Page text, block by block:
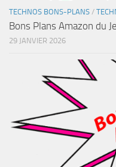
TECHNOS BONS-PLANS /
Bons Plans Amazon du
29 JANVIER 2026